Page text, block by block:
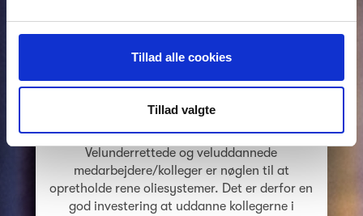
Tillad alle cookies
Tillad valgte
uddannelse
er en god
investering
Velunderrettede og veluddannede
medarbejdere/kolleger er nøglen til at
opretholde rene oliesystemer. Det er derfor en
god investering at uddanne kollegerne i